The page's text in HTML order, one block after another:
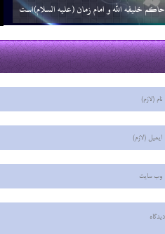
زمان ظهور ؛ نگاهی دیگر (بخش دوم)
29 اسفند 03